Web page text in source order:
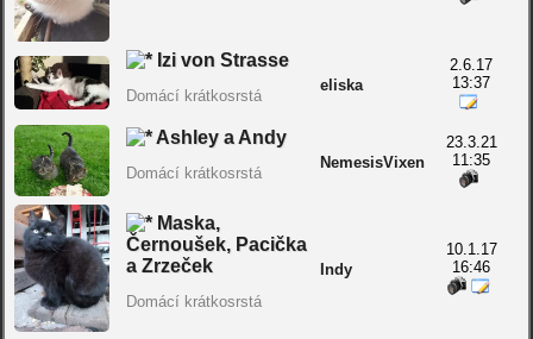
Izi von Strasse
Domácí krátkosrstá
eliska
2.6.17
13:37
Ashley a Andy
Domácí krátkosrstá
NemesisVixen
23.3.21
11:35
Maska,
Černoušek, Pacička
a Zrzeček
Domácí krátkosrstá
Indy
10.1.17
16:46